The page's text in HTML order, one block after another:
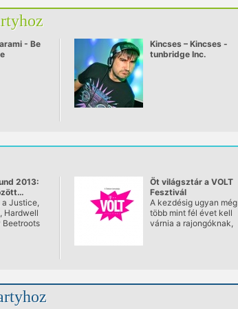
- Be
Kincses – Kincses -
tunbridge Inc.
2013:
a Justice,
Hardwell
Beetroots
immár
10
Öt világsztár a VOLT
Fesztivál
programjából
A kezdésig ugyan még
több mint fél évet kell
várnia a rajongóknak,
Július 3-án, a